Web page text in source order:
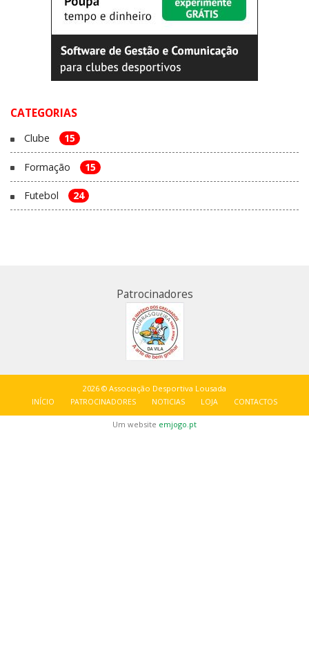
CATEGORIAS
Clube 15
Formação 15
Futebol 24
Patrocinadores
2026 © Associação Desportiva Lousada
INÍCIO PATROCINADORES NOTICIAS LOJA CONTACTOS
Um website emjogo.pt